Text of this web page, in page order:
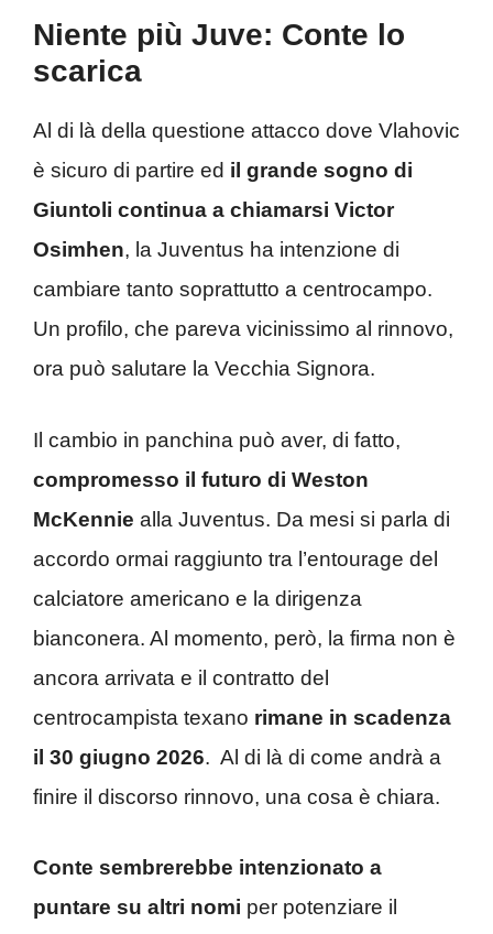
Niente più Juve: Conte lo
scarica
Al di là della questione attacco dove Vlahovic
è sicuro di partire ed il grande sogno di
Giuntoli continua a chiamarsi Victor
Osimhen, la Juventus ha intenzione di
cambiare tanto soprattutto a centrocampo.
Un profilo, che pareva vicinissimo al rinnovo,
ora può salutare la Vecchia Signora.
Il cambio in panchina può aver, di fatto,
compromesso il futuro di Weston
McKennie alla Juventus. Da mesi si parla di
accordo ormai raggiunto tra l’entourage del
calciatore americano e la dirigenza
bianconera. Al momento, però, la firma non è
ancora arrivata e il contratto del
centrocampista texano rimane in scadenza
il 30 giugno 2026. Al di là di come andrà a
finire il discorso rinnovo, una cosa è chiara.
Conte sembrerebbe intenzionato a
puntare su altri nomi per potenziare il